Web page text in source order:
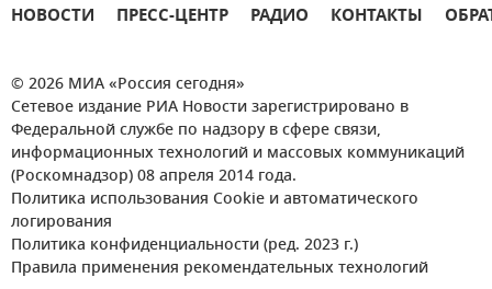
НОВОСТИ ПРЕСС-ЦЕНТР РАДИО КОНТАКТЫ
© 2026 МИА «Россия сегодня»
Сетевое издание РИА Новости зарегистрировано в
Федеральной службе по надзору в сфере связи,
информационных технологий и массовых коммуникаций
(Роскомнадзор) 08 апреля 2014 года.
Политика использования Cookie и автоматического
логирования
Политика конфиденциальности (ред. 2023 г.)
Правила применения рекомендательных технологий